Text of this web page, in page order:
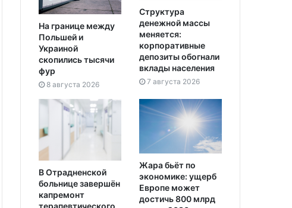
На границе между
Польшей и
Украиной
скопились тысячи
фур
8 августа 2026
Структура
денежной массы
меняется:
корпоративные
депозиты обогнали
вклады населения
7 августа 2026
В Отрадненской
больнице завершён
капремонт
терапевтического
Жара бьёт по
экономике: ущерб
Европе может
достичь 800 млрд